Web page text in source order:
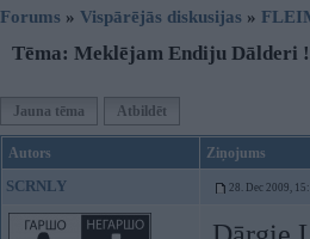
Forums » Vispārējās diskusijas »
Tēma: Meklējam Endiju Dālderi
Jauna tēma Atbildēt
Autors Ziņojums
SCRNLY 28. Dec 2009,